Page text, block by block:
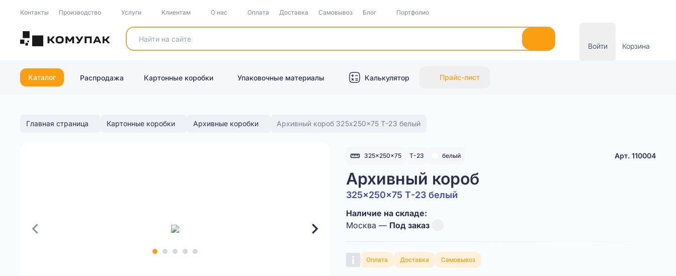
Контакты Производство Услуги Клиентам О нас Оплата Доставка Самовывоз Блог Портфолио
Войти Корзина
Каталог Распродажа Картонные коробки Упаковочные материалы Калькулятор Прайс-лист
Главная страница Картонные коробки Архивные коробки Архивный короб 325x250x75 Т-23 белый
325x250x75 Т-23 белый Арт. 110004
Архивный короб
325x250x75 Т-23 белый
Наличие на складе:
Москва — Под заказ
Оплата Доставка Самовывоз